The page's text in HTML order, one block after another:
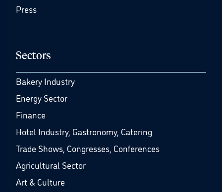
Press
Sectors
Bakery Industry
Energy Sector
Finance
Hotel Industry, Gastronomy, Catering
Trade Shows, Congresses, Conferences
Agricultural Sector
Art & Culture